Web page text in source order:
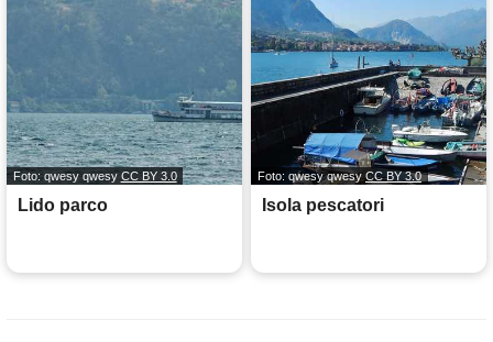
Foto: qwesy qwesy CC BY 3.0
Lido parco
Foto: qwesy qwesyCC BY 3.0
Isola pescatori